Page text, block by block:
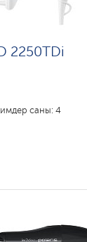
2250TDi
саны: 4